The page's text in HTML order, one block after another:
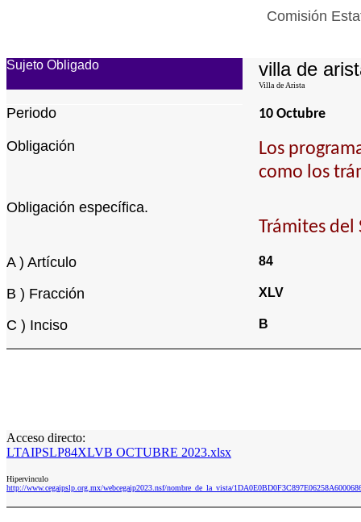
Comisión
Sujeto Obligado villa de
Villa de Arista
Periodo 10 Octubre
Obligación
Los
como los
Obligación específica.
Trámites
A ) Artículo 84
B ) Fracción XLV
C ) Inciso B
Acceso directo:
LTAIPSLP84XLVB OCTUBRE 2023.xlsx
Hipervinculo
http://www.cegaipslp.org.mx/webcegaip2023.nsf/nombre_de_la_vista/